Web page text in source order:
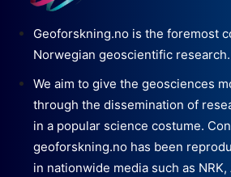
Geoforskning.no is the foremost
Norwegian geoscientific research.
We aim to give the geosciences
through the dissemination of
in a popular science costume.
geoforskning.no has been
in nationwide media such as NRK,